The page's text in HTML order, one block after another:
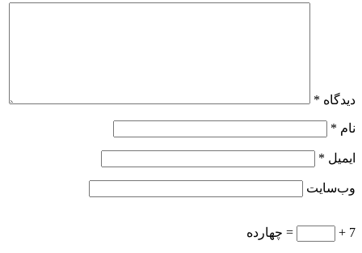
دیدگاه *
نام *
ایمیل *
وب‌سایت
7 + = چهارده